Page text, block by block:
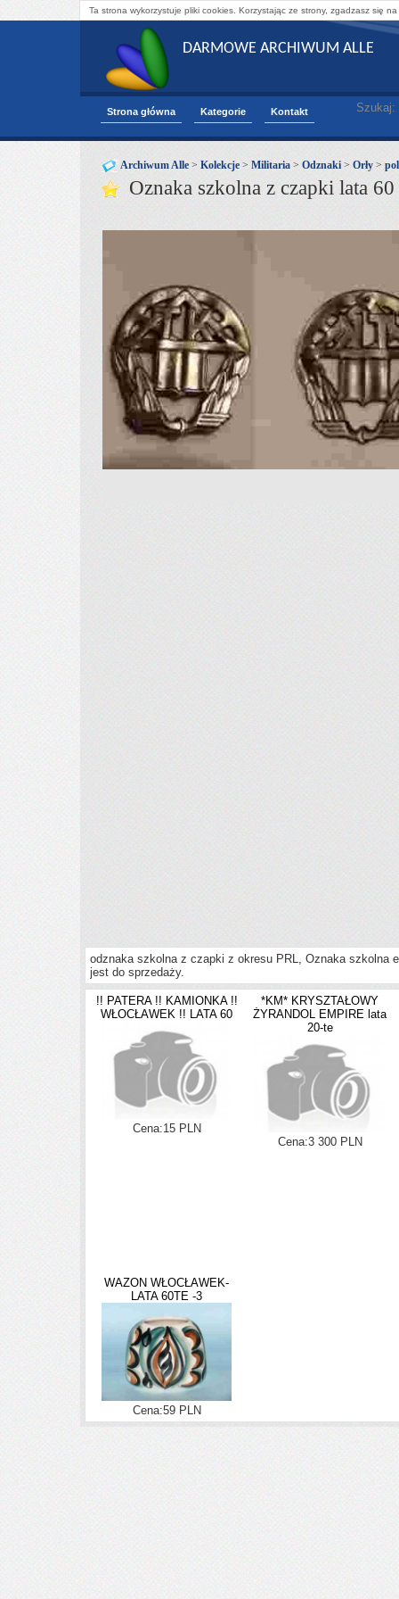
Ta strona wykorzystuje pliki cookies. Korzystając ze strony, zgadzasz się
DARMOWE ARCHIWUM ALLE
Strona główna Kategorie Kontakt Szukaj:
Archiwum Alle > Kolekcje > Militaria > Odznaki > Orły >
Oznaka szkolna z czapki lata
odznaka szkolna z czapki z okresu PRL, Oznaka szkolna
jest do sprzedaży.
!! PATERA !! KAMIONKA !!
WŁOCŁAWEK !! LATA 60
Cena:15 PLN
*KM* KRYSZTAŁOWY
ŻYRANDOL EMPIRE lata
20-te
Cena:3 300 PLN
WAZON WŁOCŁAWEK-
LATA 60TE -3
Cena:59 PLN